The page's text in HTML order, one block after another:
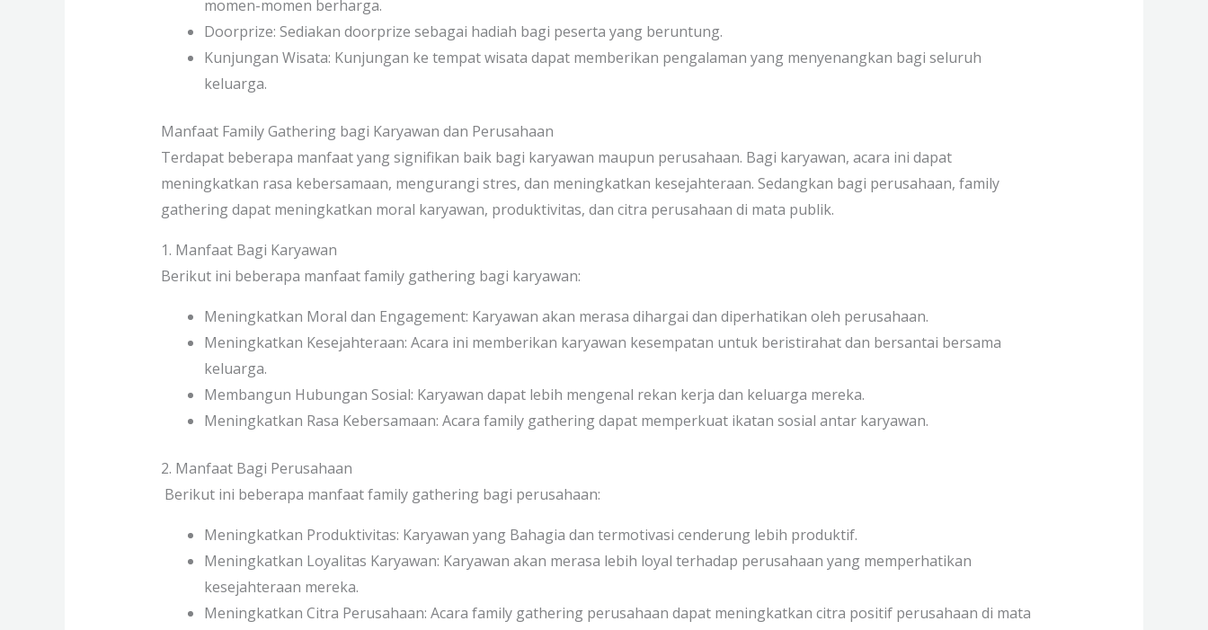
momen-momen berharga.
Doorprize: Sediakan doorprize sebagai hadiah bagi peserta yang beruntung.
Kunjungan Wisata: Kunjungan ke tempat wisata dapat memberikan pengalaman yang menyenangkan bagi seluruh
keluarga.
Manfaat Family Gathering bagi Karyawan dan Perusahaan
Terdapat beberapa manfaat yang signifikan baik bagi karyawan maupun perusahaan. Bagi karyawan, acara ini dapat
meningkatkan rasa kebersamaan, mengurangi stres, dan meningkatkan kesejahteraan. Sedangkan bagi perusahaan, family
gathering dapat meningkatkan moral karyawan, produktivitas, dan citra perusahaan di mata publik.
1. Manfaat Bagi Karyawan
Berikut ini beberapa manfaat family gathering bagi karyawan:
Meningkatkan Moral dan Engagement: Karyawan akan merasa dihargai dan diperhatikan oleh perusahaan.
Meningkatkan Kesejahteraan: Acara ini memberikan karyawan kesempatan untuk beristirahat dan bersantai bersama
keluarga.
Membangun Hubungan Sosial: Karyawan dapat lebih mengenal rekan kerja dan keluarga mereka.
Meningkatkan Rasa Kebersamaan: Acara family gathering dapat memperkuat ikatan sosial antar karyawan.
2. Manfaat Bagi Perusahaan
Berikut ini beberapa manfaat family gathering bagi perusahaan:
Meningkatkan Produktivitas: Karyawan yang Bahagia dan termotivasi cenderung lebih produktif.
Meningkatkan Loyalitas Karyawan: Karyawan akan merasa lebih loyal terhadap perusahaan yang memperhatikan
kesejahteraan mereka.
Meningkatkan Citra Perusahaan: Acara family gathering perusahaan dapat meningkatkan citra positif perusahaan di mata